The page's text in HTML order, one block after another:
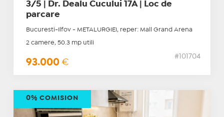
3/5 | Dr. Dealu Cucului 17A | Loc de
parcare
Bucuresti-Ilfov - METALURGIEI, reper: Mall Grand Arena
2 camere, 50.3 mp utili
93.000 €
#101704
0% COMISION